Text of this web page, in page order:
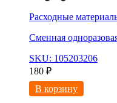
Расходные
Сменная
SKU: 105203206
180 ₽
В корзину